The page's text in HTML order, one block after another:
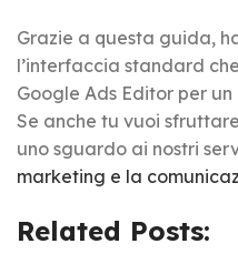
Grazie a questa guida,
l’interfaccia standard
Google Ads Editor per
Se anche tu vuoi
uno sguardo ai nostri
marketing e la
Related Posts: